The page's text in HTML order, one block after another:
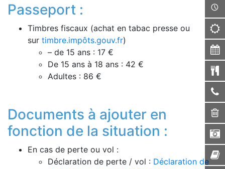
Passeport :
Timbres fiscaux (achat en tabac presse ou
sur timbre.impôts.gouv.fr)
– de 15 ans : 17 €
De 15 ans à 18 ans : 42 €
Adultes : 86 €
Documents à ajouter en
fonction de la situation :
En cas de perte ou vol :
Déclaration de perte / vol : Déclaration de